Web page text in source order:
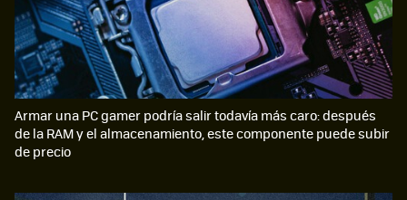
Armar una PC gamer podría salir todavía más caro: después
de la RAM y el almacenamiento, este componente puede subir
de precio